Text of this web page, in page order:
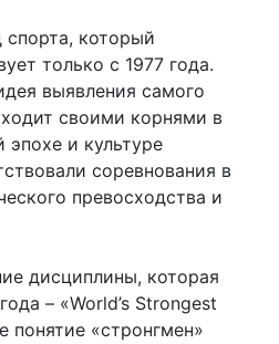
спорта, который
только с 1977 года.
выявления самого
своими корнями в
и культуре
соревнования в
превосходства и
дисциплины, которая
– «World’s Strongest
понятие «стронгмен»